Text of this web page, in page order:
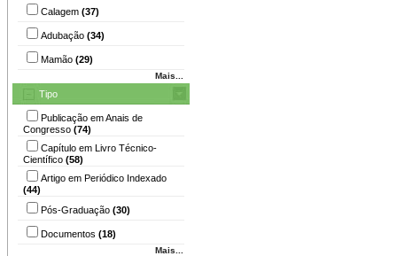
Calagem (37)
Adubação (34)
Mamão (29)
Mais...
Tipo
Publicação em Anais de
Congresso (74)
Capítulo em Livro Técnico-
Científico (58)
Artigo em Periódico Indexado
(44)
Pós-Graduação (30)
Documentos (18)
Mais...